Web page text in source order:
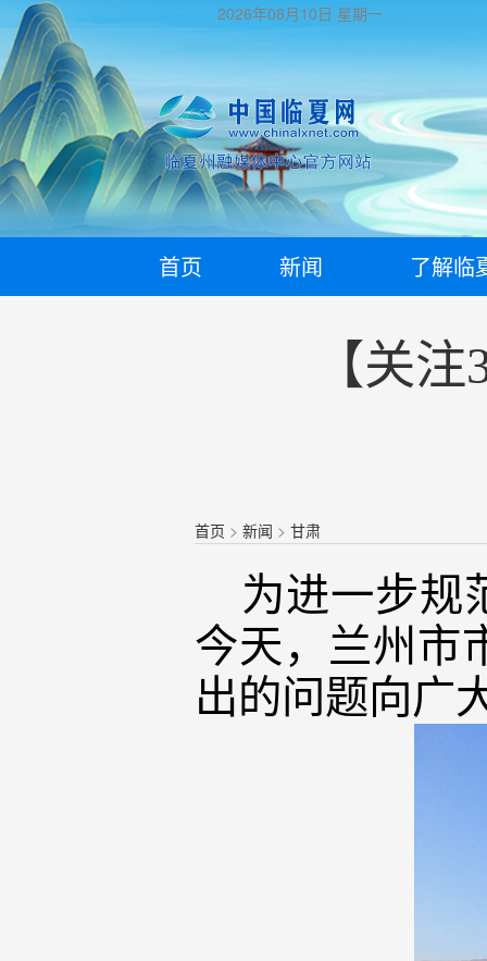
2026年08月10日 星期一
首页 新闻 了解临
【关
首页 >新闻 >甘肃
为进一步规
今天，兰州市
出的问题向广